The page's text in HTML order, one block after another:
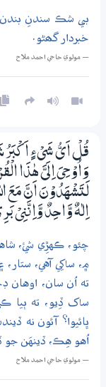
بي شڪ سندنِ بندن
خبردار گھڻو.
— مولوي حاجي احمد ملاح
قُلْ اَيُّ شَيْءٍ اَكْبَرُ
وَاُوْحِيَ اِلَيَّ هٰذَا
لَتَشْهَدُوْنَ اَنَّ مَعَ
اِلٰهٌ وَّاحِدٌ وَّاِنَّنِيْ
چئو، ڪهڙِي شئ،
۾، ساکِي آهي،
ته اُن سان، اوهان
ساک ڏِيو، ته ٻيا
ڀائيوا؟ آئون نه
اُهو هِڪ، ڏينهَن جو
— مولوي حاجي احمد ملاح